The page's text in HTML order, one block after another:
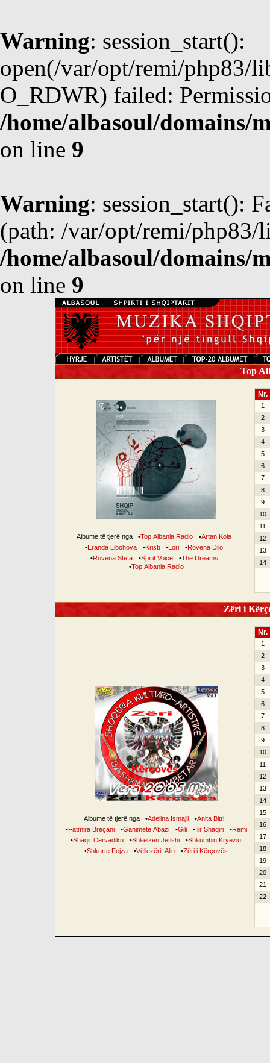
Warning: session_start():
open(/var/opt/remi/php83/
O_RDWR) failed:
/home/albasoul/domains/
on line 9
Warning: session_start():
(path: /var/opt/remi/php83/
/home/albasoul/domains/
on line 9
Top
Albume të tjerë nga •Top Albania Radio •Artan Kola
•Eranda Libohova •Kristi •Lori •Rovena Dilo
•Rovena Stefa •Spirit Voice •The Dreams
•Top Albania Radio
Nr.
1
2
3
4
5
6
7
8
9
10
11
12
13
14
Zëri i
Albume të tjerë nga •Adelina Ismajli •Anita Bitri
•Fatmira Breçani •Ganimete Abazi •Gili •Ilir Shaqiri •Remi
•Shaqir Cërvadiku •Shkëlzen Jetishi •Shkumbin Kryeziu
•Shkurte Fejza •Vëllezërit Aliu •Zëri i Kërçovës
Nr.
1
2
3
4
5
6
7
8
9
10
11
12
13
14
15
16
17
18
19
20
21
22